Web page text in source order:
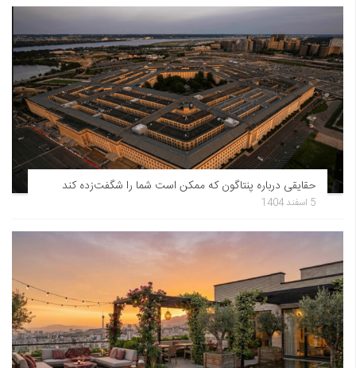
حقایقی درباره پنتاگون که ممکن است شما را شگفت‌زده کند
5 اسفند 1404